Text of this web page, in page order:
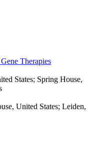
Therapies
States; Spring House,
United States; Leiden,